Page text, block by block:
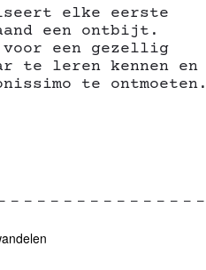
elke eerste
een ontbijt.
voor een gezellig
te leren kennen en
te